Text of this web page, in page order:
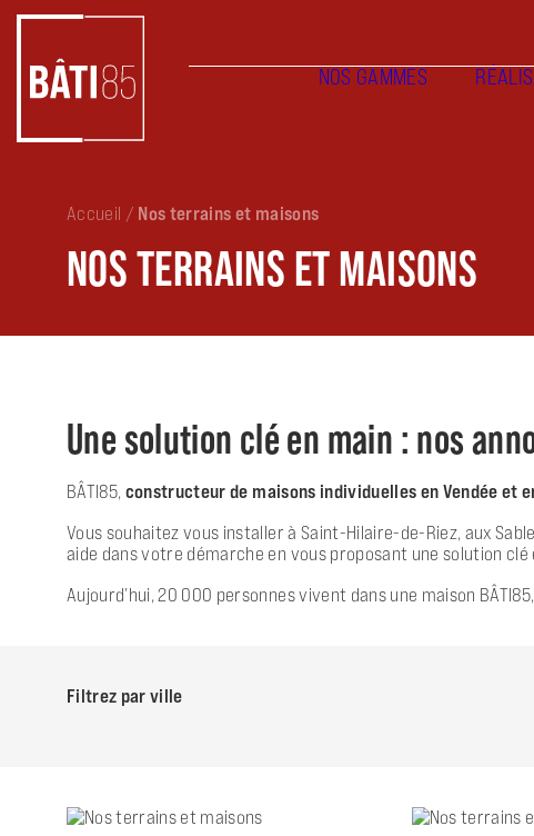
NOS GAMMES
Accueil / Nos terrains et maisons
NOS TERRAINS ET MAISONS
Une solution clé en main : nos
BÂTI85, constructeur de maisons individuelles en Vendée et
Vous souhaitez vous installer à Saint-Hilaire-de-Riez, aux
aide dans votre démarche en vous proposant une solution clé
Aujourd’hui, 20 000 personnes vivent dans une maison
Filtrez par ville